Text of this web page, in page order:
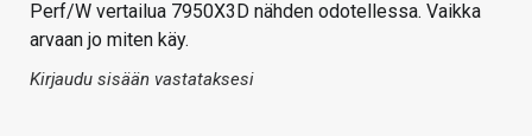
Perf/W vertailua 7950X3D nähden odotellessa. Vaikka
arvaan jo miten käy.
Kirjaudu sisään vastataksesi